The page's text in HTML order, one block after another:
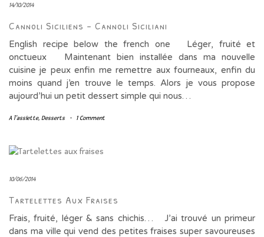
14/10/2014
Cannoli Siciliens – Cannoli Siciliani
English recipe below the french one Léger, fruité et
onctueux Maintenant bien installée dans ma nouvelle
cuisine je peux enfin me remettre aux fourneaux, enfin du
moins quand j’en trouve le temps. Alors je vous propose
aujourd’hui un petit dessert simple qui nous…
A l'assiette, Desserts - 1 Comment
10/06/2014
Tartelettes Aux Fraises
Frais, fruité, léger & sans chichis… J’ai trouvé un primeur
dans ma ville qui vend des petites fraises super savoureuses